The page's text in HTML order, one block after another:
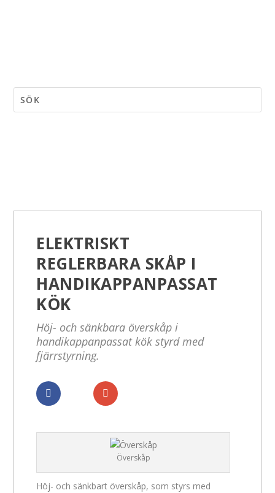
ELEKTRISKT
REGLERBARA SKÅP I
HANDIKAPPANPASSAT
KÖK
Höj- och sänkbara överskåp i
handikappanpassat kök styrd med
fjärrstyrning.
Överskåp
Höj- och sänkbart överskåp, som styrs med